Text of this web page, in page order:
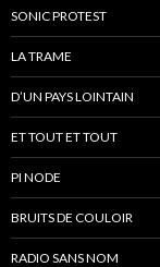
SONIC PROTEST
LA TRAME
D’UN PAYS LOINTAIN
ET TOUT ET TOUT
PI NODE
BRUITS DE COULOIR
RADIO SANS NOM